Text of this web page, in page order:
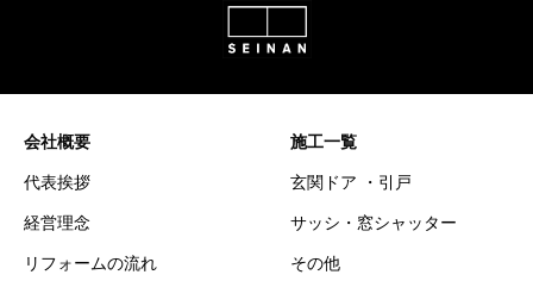
会社概要
代表挨拶
経営理念
リフォームの流れ
施工一覧
玄関ドア ・引戸
サッシ・窓シャッター
その他